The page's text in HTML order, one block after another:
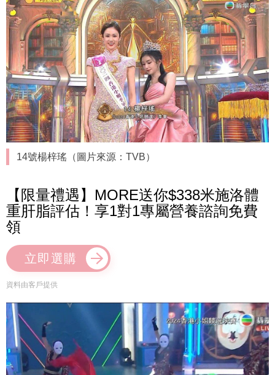
14號楊梓瑤（圖片來源：TVB）
【限量禮遇】MORE送你$338米施洛體
重肝脂評估！享1對1專屬營養諮詢免費
領
立即選購
資料由客戶提供